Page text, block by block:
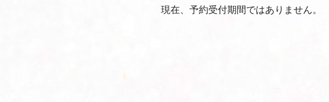
現在、予約受付期間ではありません。